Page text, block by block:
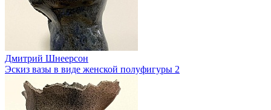
Дмитрий Шнеерсон
Эскиз вазы в виде женской полуфигуры 2